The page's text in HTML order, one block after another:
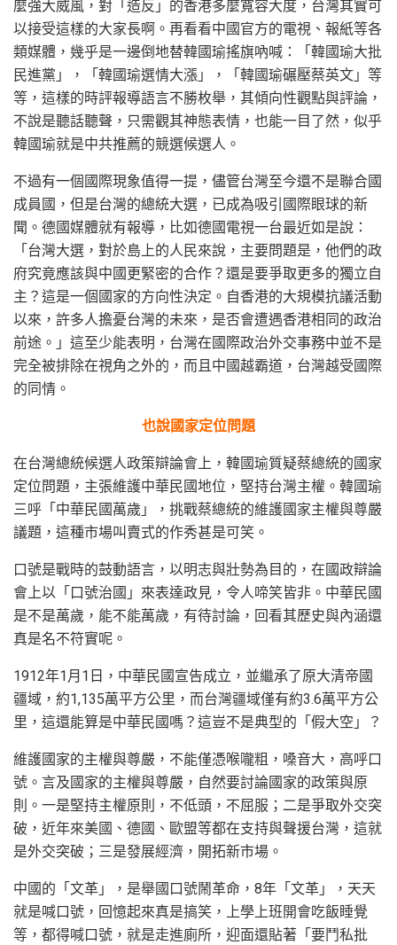
麼強大威風，對「造反」的香港多麼寬容大度，台灣其實可
以接受這樣的大家長啊。再看看中國官方的電視、報紙等各
類媒體，幾乎是一邊倒地替韓國瑜搖旗吶喊：「韓國瑜大批
民進黨」，「韓國瑜選情大漲」，「韓國瑜碾壓蔡英文」等
等，這樣的時評報導語言不勝枚舉，其傾向性觀點與評論，
不說是聽話聽聲，只需觀其神態表情，也能一目了然，似乎
韓國瑜就是中共推薦的競選候選人。
不過有一個國際現象值得一提，儘管台灣至今還不是聯合國
成員國，但是台灣的總統大選，已成為吸引國際眼球的新
聞。德國媒體就有報導，比如德國電視一台最近如是說：
「台灣大選，對於島上的人民來說，主要問題是，他們的政
府究竟應該與中國更緊密的合作？還是要爭取更多的獨立自
主？這是一個國家的方向性決定。自香港的大規模抗議活動
以來，許多人擔憂台灣的未來，是否會遭遇香港相同的政治
前途。」這至少能表明，台灣在國際政治外交事務中並不是
完全被排除在視角之外的，而且中國越霸道，台灣越受國際
的同情。
也說國家定位問題
在台灣總統候選人政策辯論會上，韓國瑜質疑蔡總統的國家
定位問題，主張維護中華民國地位，堅持台灣主權。韓國瑜
三呼「中華民國萬歲」，挑戰蔡總統的維護國家主權與尊嚴
議題，這種市場叫賣式的作秀甚是可笑。
口號是戰時的鼓動語言，以明志與壯勢為目的，在國政辯論
會上以「口號治國」來表達政見，令人啼笑皆非。中華民國
是不是萬歲，能不能萬歲，有待討論，回看其歷史與內涵還
真是名不符實呢。
1912年1月1日，中華民國宣告成立，並繼承了原大清帝國
疆域，約1,135萬平方公里，而台灣疆域僅有約3.6萬平方公
里，這還能算是中華民國嗎？這豈不是典型的「假大空」？
維護國家的主權與尊嚴，不能僅憑喉嚨粗，嗓音大，高呼口
號。言及國家的主權與尊嚴，自然要討論國家的政策與原
則。一是堅持主權原則，不低頭，不屈服；二是爭取外交突
破，近年來美國、德國、歐盟等都在支持與聲援台灣，這就
是外交突破；三是發展經濟，開拓新市場。
中國的「文革」，是舉國口號鬧革命，8年「文革」，天天
就是喊口號，回憶起來真是搞笑，上學上班開會吃飯睡覺
等，都得喊口號，就是走進廁所，迎面還貼著「要鬥私批